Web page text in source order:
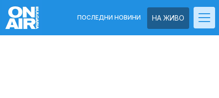
НА ЖИВО
ПОСЛЕДНИ НОВИНИ